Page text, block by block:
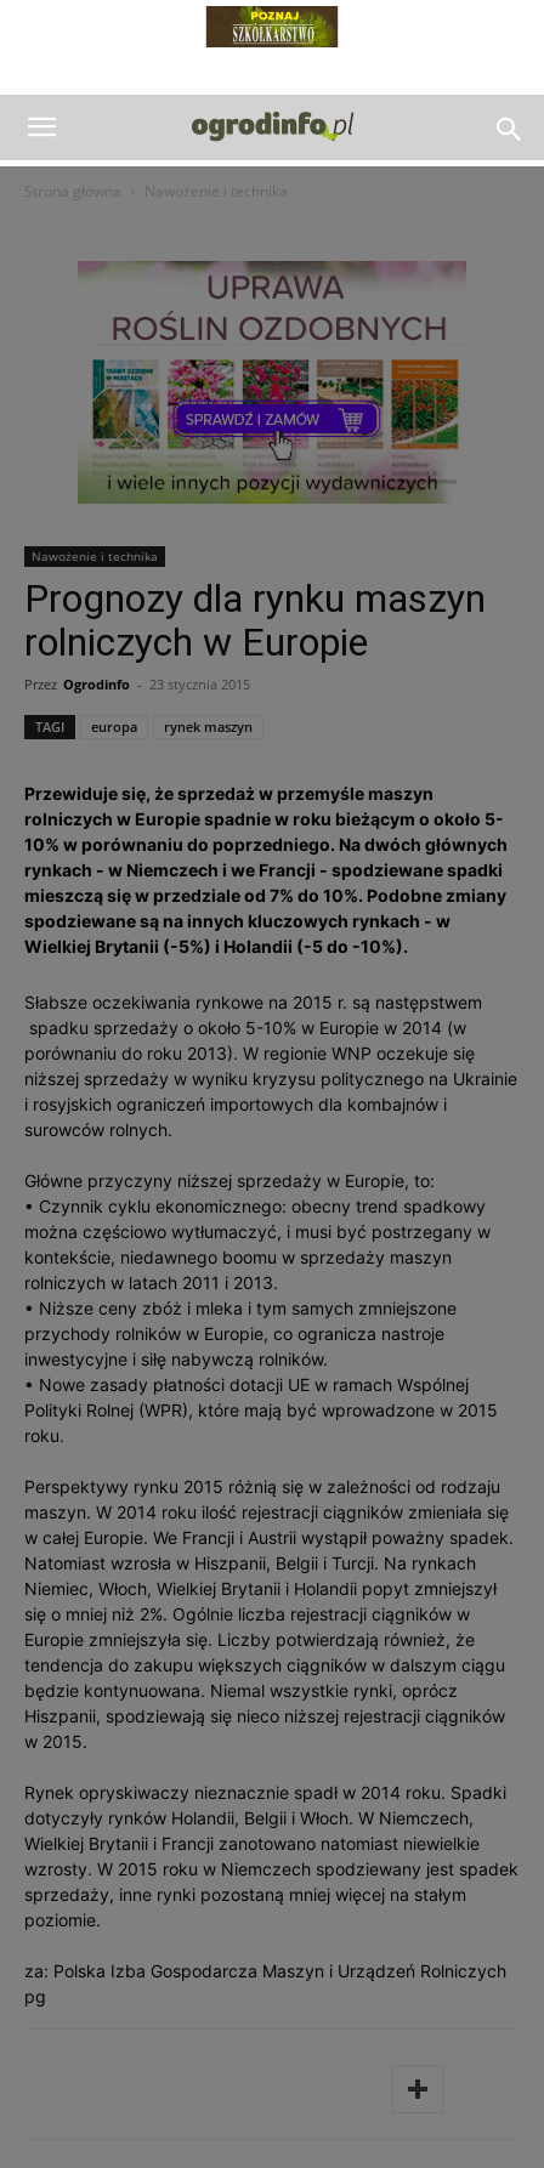
Strona główna Nawożenie i technika
Nawożenie i technika
Prognozy dla rynku maszyn
rolniczych w Europie
Przez Ogrodinfo - 23 stycznia 2015
TAGI europa rynek maszyn
Przewiduje się, że sprzedaż w przemyśle maszyn
rolniczych w Europie spadnie w roku bieżącym o około 5-
10% w porównaniu do poprzedniego. Na dwóch głównych
rynkach - w Niemczech i we Francji - spodziewane spadki
mieszczą się w przedziale od 7% do 10%. Podobne zmiany
spodziewane są na innych kluczowych rynkach - w
Wielkiej Brytanii (-5%) i Holandii (-5 do -10%).
Słabsze oczekiwania rynkowe na 2015 r. są następstwem
spadku sprzedaży o około 5-10% w Europie w 2014 (w
porównaniu do roku 2013). W regionie WNP oczekuje się
niższej sprzedaży w wyniku kryzysu politycznego na Ukrainie
i rosyjskich ograniczeń importowych dla kombajnów i
surowców rolnych.
Główne przyczyny niższej sprzedaży w Europie, to:
• Czynnik cyklu ekonomicznego: obecny trend spadkowy
można częściowo wytłumaczyć, i musi być postrzegany w
kontekście, niedawnego boomu w sprzedaży maszyn
rolniczych w latach 2011 i 2013.
• Niższe ceny zbóż i mleka i tym samych zmniejszone
przychody rolników w Europie, co ogranicza nastroje
inwestycyjne i siłę nabywczą rolników.
• Nowe zasady płatności dotacji UE w ramach Wspólnej
Polityki Rolnej (WPR), które mają być wprowadzone w 2015
roku.
Perspektywy rynku 2015 różnią się w zależności od rodzaju
maszyn. W 2014 roku ilość rejestracji ciągników zmieniała się
w całej Europie. We Francji i Austrii wystąpił poważny spadek.
Natomiast wzrosła w Hiszpanii, Belgii i Turcji. Na rynkach
Niemiec, Włoch, Wielkiej Brytanii i Holandii popyt zmniejszył
się o mniej niż 2%. Ogólnie liczba rejestracji ciągników w
Europie zmniejszyła się. Liczby potwierdzają również, że
tendencja do zakupu większych ciągników w dalszym ciągu
będzie kontynuowana. Niemal wszystkie rynki, oprócz
Hiszpanii, spodziewają się nieco niższej rejestracji ciągników
w 2015.
Rynek opryskiwaczy nieznacznie spadł w 2014 roku. Spadki
dotyczyły rynków Holandii, Belgii i Włoch. W Niemczech,
Wielkiej Brytanii i Francji zanotowano natomiast niewielkie
wzrosty. W 2015 roku w Niemczech spodziewany jest spadek
sprzedaży, inne rynki pozostaną mniej więcej na stałym
poziomie.
za: Polska Izba Gospodarcza Maszyn i Urządzeń Rolniczych
pg